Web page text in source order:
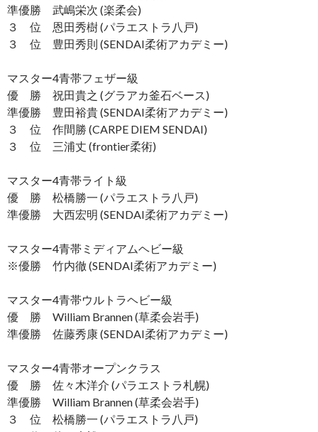
準優勝 武嶋栄次 (楽柔会)
３ 位 恩田秀樹 (パラエストラ八戸)
３ 位 豊田秀則 (SENDAI柔術アカデミー)
マスター4青帯フェザー級
優 勝 祝田貴之 (グラアカ釜石ベース)
準優勝 豊田裕貴 (SENDAI柔術アカデミー)
３ 位 作間勝 (CARPE DIEM SENDAI)
３ 位 三浦丈 (frontier柔術)
マスター4青帯ライト級
優 勝 松橋勝一 (パラエストラ八戸)
準優勝 大西宏明 (SENDAI柔術アカデミー)
マスター4青帯ミディアムヘビー級
※優勝 竹内徹 (SENDAI柔術アカデミー)
マスター4青帯ウルトラヘビー級
優 勝 William Brannen (草柔会岩手)
準優勝 佐藤秀康 (SENDAI柔術アカデミー)
マスター4青帯オープンクラス
優 勝 佐々木洋介 (パラエストラ札幌)
準優勝 William Brannen (草柔会岩手)
３ 位 松橋勝一 (パラエストラ八戸)